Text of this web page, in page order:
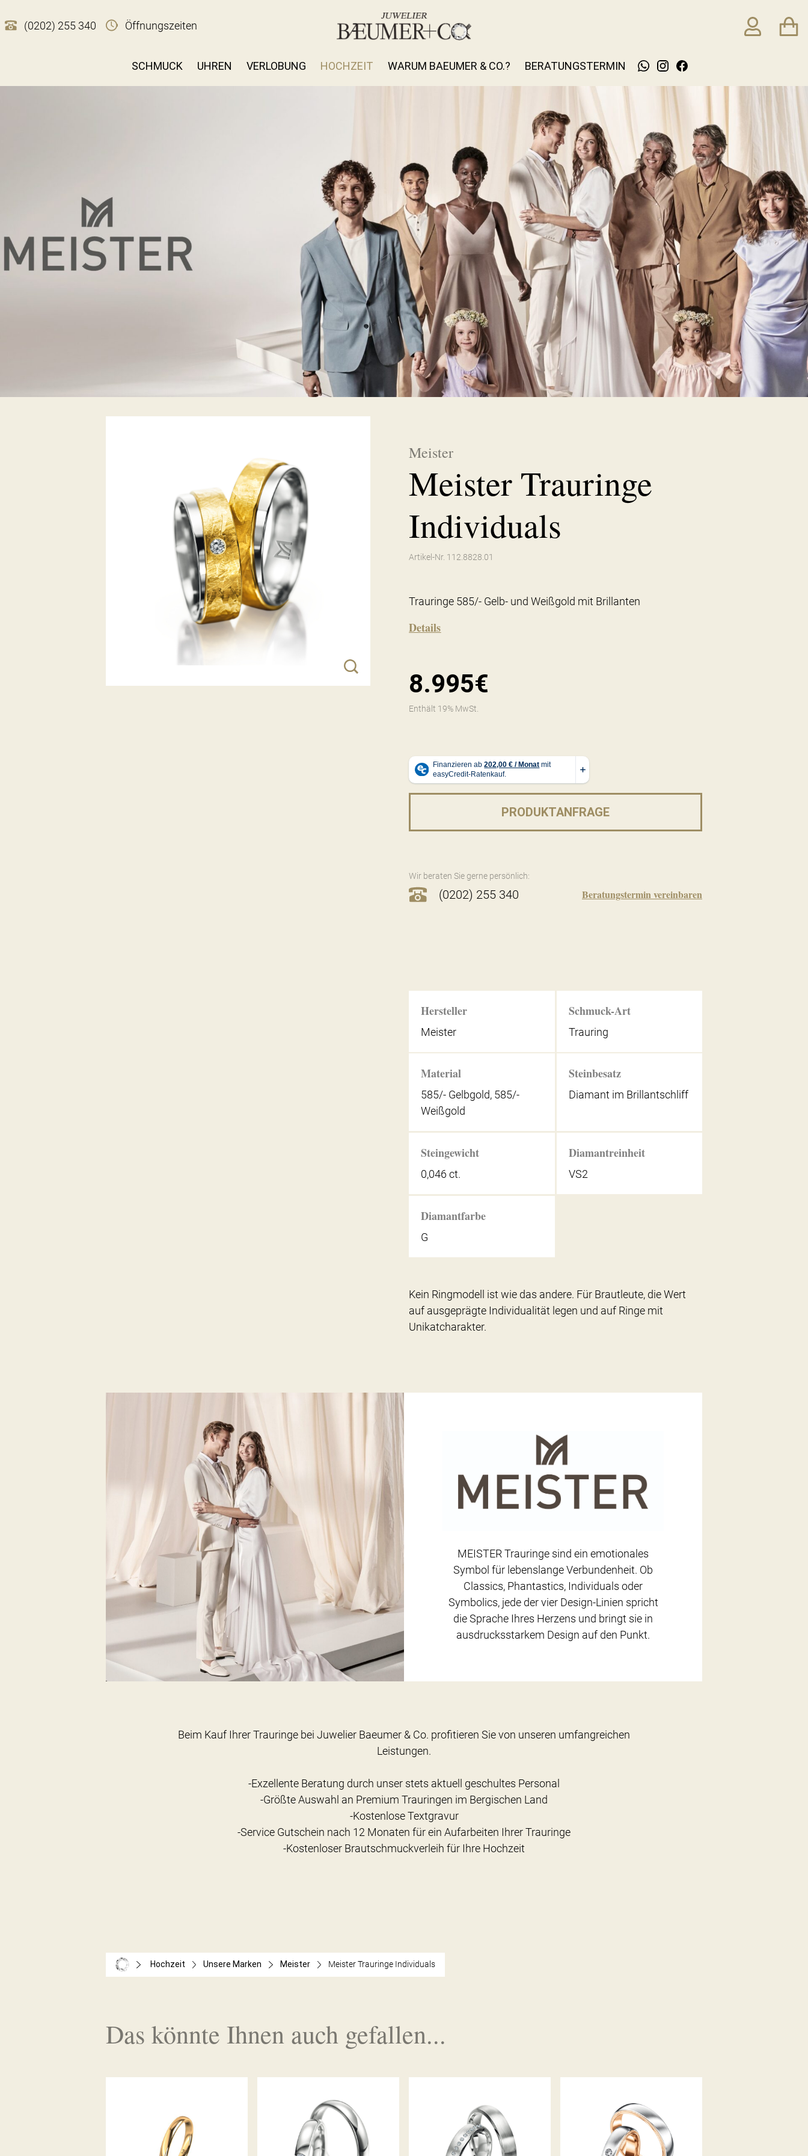
(0202) 255 340 Öffnungszeiten
SCHMUCK UHREN VERLOBUNG HOCHZEIT WARUM BAEUMER & CO.? BERATUNGSTERMIN
Meister
Meister Trauringe
Individuals
Artikel-Nr. 112.8828.01
Trauringe 585/- Gelb- und Weißgold mit Brillanten
Details
8.995€
Enthält 19% MwSt.
PRODUKTANFRAGE
Wir beraten Sie gerne persönlich:
(0202) 255 340 Beratungstermin vereinbaren
Hersteller
Meister
Schmuck-Art
Trauring
Material
585/- Gelbgold, 585/-
Weißgold
Steinbesatz
Diamant im Brillantschliff
Steingewicht
0,046 ct.
Diamantreinheit
VS2
Diamantfarbe
G
Kein Ringmodell ist wie das andere. Für Brautleute, die Wert
auf ausgeprägte Individualität legen und auf Ringe mit
Unikatcharakter.
MEISTER Trauringe sind ein emotionales
Symbol für lebenslange Verbundenheit. Ob
Classics, Phantastics, Individuals oder
Symbolics, jede der vier Design-Linien spricht
die Sprache Ihres Herzens und bringt sie in
ausdrucksstarkem Design auf den Punkt.
Beim Kauf Ihrer Trauringe bei Juwelier Baeumer & Co. profitieren Sie von unseren umfangreichen
Leistungen.
-Exzellente Beratung durch unser stets aktuell geschultes Personal
-Größte Auswahl an Premium Trauringen im Bergischen Land
-Kostenlose Textgravur
-Service Gutschein nach 12 Monaten für ein Aufarbeiten Ihrer Trauringe
Hochzeit Unsere Marken Meister Meister Trauringe Individuals
Das könnte Ihnen auch gefallen...
MEISTER TRAURING
MEISTER TRAURINGE
CLASSICS
MEISTER TRAURINGE
PHANTASTICS
MEISTER TRAURINGE
PHANTASTICS